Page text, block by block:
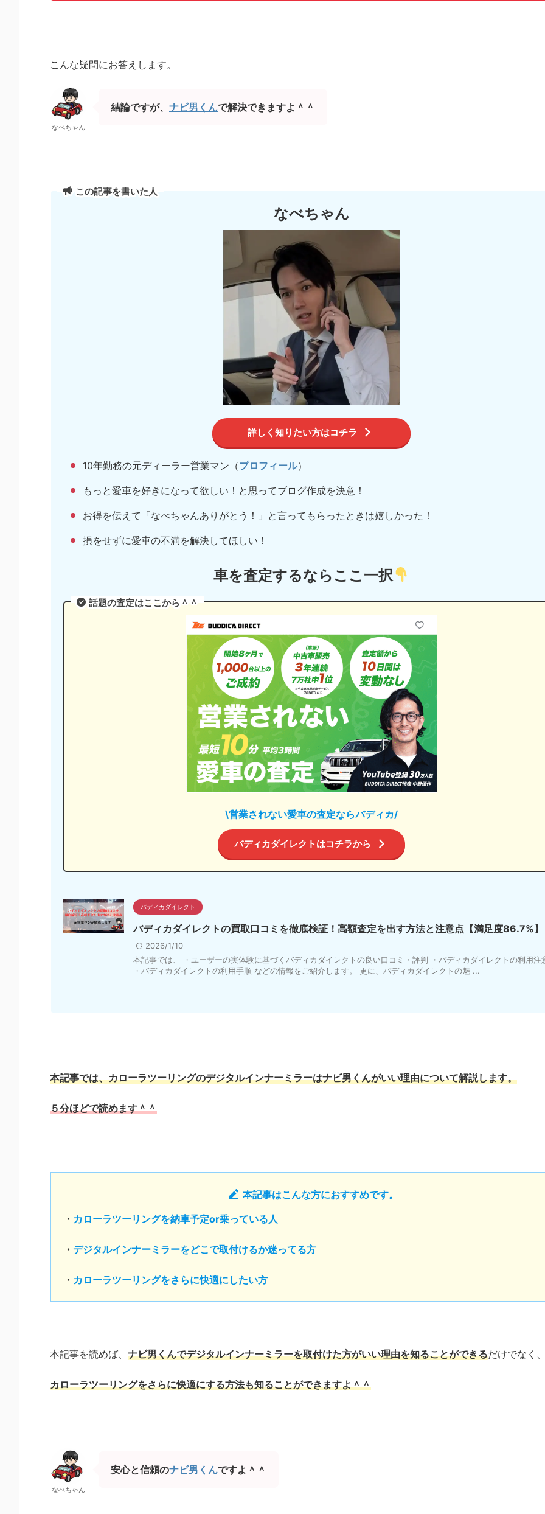
こんな疑問にお答えします。
なべちゃん
結論ですが、 ナビ男くんで解決できますよ＾＾
この記事を書いた人
なべちゃん
詳しく知りたい方はコチラ
10年勤務の元ディーラー営業マン（プロフィール）
もっと愛車を好きになって欲しい！と思ってブログ作成を決意！
お得を伝えて「なべちゃんありがとう！」と言ってもらったときは嬉しかった！
損をせずに愛車の不満を解決してほしい！
車を査定するならここ一択
話題の査定はここから＾＾
\営業されない愛車の査定ならバディカ/
バディカダイレクトはコチラから
バディカダイレクト
バディカダイレクトの買取口コミを徹底検証！高額査定を出す方法と注意点【満足度86.7%】
2026/1/10
本記事では、 ・ユーザーの実体験に基づくバディカダイレクトの良い口コミ・評判 ・バディカダイレクトの利用注
・バディカダイレクトの利用手順 などの情報をご紹介します。 更に、バディカダイレクトの魅 ...
本記事では、カローラツーリングのデジタルインナーミラーはナビ男くんがいい理由について解説します。
５分ほどで読めます＾＾
本記事はこんな方におすすめです。
・ カローラツーリングを納車予定or乗っている人
・ デジタルインナーミラーをどこで取付けるか迷ってる方
・ カローラツーリングをさらに快適にしたい方
本記事を読めば、 ナビ男くんでデジタルインナーミラーを取付けた方がいい理由を知ることができるだけでなく
カローラツーリングをさらに快適にする方法も知ることができますよ＾＾
なべちゃん
安心と信頼のナビ男くんですよ＾＾